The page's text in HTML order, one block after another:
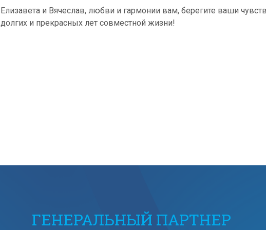
Елизавета и Вячеслав, любви и гармонии вам, берегите ваши
долгих и прекрасных лет совместной жизни!
ГЕНЕРАЛЬНЫЙ ПАРТНЕР